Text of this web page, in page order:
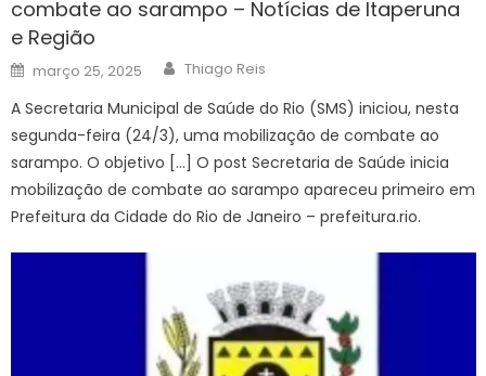
combate ao sarampo – Notícias de Itaperuna
e Região
Posted
on
março 25, 2025 Author
Thiago Reis
A Secretaria Municipal de Saúde do Rio (SMS) iniciou, nesta
segunda-feira (24/3), uma mobilização de combate ao
sarampo. O objetivo […] O post Secretaria de Saúde inicia
mobilização de combate ao sarampo apareceu primeiro em
Prefeitura da Cidade do Rio de Janeiro – prefeitura.rio.